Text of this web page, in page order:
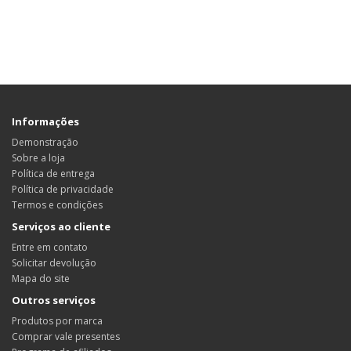
Informações
Demonstração
Sobre a loja
Política de entrega
Política de privacidade
Termos e condições
Serviços ao cliente
Entre em contato
Solicitar devolução
Mapa do site
Outros serviços
Produtos por marca
Comprar vale presentes